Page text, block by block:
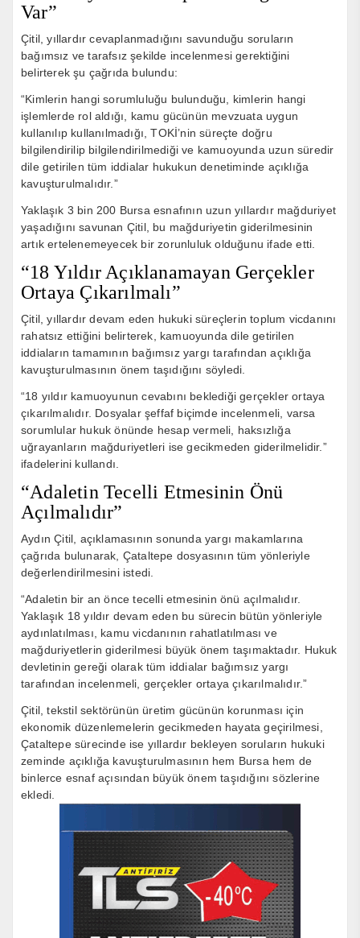
Var”
Çitil, yıllardır cevaplanmadığını savunduğu soruların
bağımsız ve tarafsız şekilde incelenmesi gerektiğini
belirterek şu çağrıda bulundu:
“Kimlerin hangi sorumluluğu bulunduğu, kimlerin hangi
işlemlerde rol aldığı, kamu gücünün mevzuata uygun
kullanılıp kullanılmadığı, TOKİ’nin süreçte doğru
bilgilendirilip bilgilendirilmediği ve kamuoyunda uzun süredir
dile getirilen tüm iddialar hukukun denetiminde açıklığa
kavuşturulmalıdır.”
Yaklaşık 3 bin 200 Bursa esnafının uzun yıllardır mağduriyet
yaşadığını savunan Çitil, bu mağduriyetin giderilmesinin
artık ertelenemeyecek bir zorunluluk olduğunu ifade etti.
“18 Yıldır Açıklanamayan Gerçekler
Ortaya Çıkarılmalı”
Çitil, yıllardır devam eden hukuki süreçlerin toplum vicdanını
rahatsız ettiğini belirterek, kamuoyunda dile getirilen
iddiaların tamamının bağımsız yargı tarafından açıklığa
kavuşturulmasının önem taşıdığını söyledi.
“18 yıldır kamuoyunun cevabını beklediği gerçekler ortaya
çıkarılmalıdır. Dosyalar şeffaf biçimde incelenmeli, varsa
sorumlular hukuk önünde hesap vermeli, haksızlığa
uğrayanların mağduriyetleri ise gecikmeden giderilmelidir.”
ifadelerini kullandı.
“Adaletin Tecelli Etmesinin Önü
Açılmalıdır”
Aydın Çitil, açıklamasının sonunda yargı makamlarına
çağrıda bulunarak, Çataltepe dosyasının tüm yönleriyle
değerlendirilmesini istedi.
“Adaletin bir an önce tecelli etmesinin önü açılmalıdır.
Yaklaşık 18 yıldır devam eden bu sürecin bütün yönleriyle
aydınlatılması, kamu vicdanının rahatlatılması ve
mağduriyetlerin giderilmesi büyük önem taşımaktadır. Hukuk
devletinin gereği olarak tüm iddialar bağımsız yargı
tarafından incelenmeli, gerçekler ortaya çıkarılmalıdır.”
Çitil, tekstil sektörünün üretim gücünün korunması için
ekonomik düzenlemelerin gecikmeden hayata geçirilmesi,
Çataltepe sürecinde ise yıllardır bekleyen soruların hukuki
zeminde açıklığa kavuşturulmasının hem Bursa hem de
binlerce esnaf açısından büyük önem taşıdığını sözlerine
ekledi.